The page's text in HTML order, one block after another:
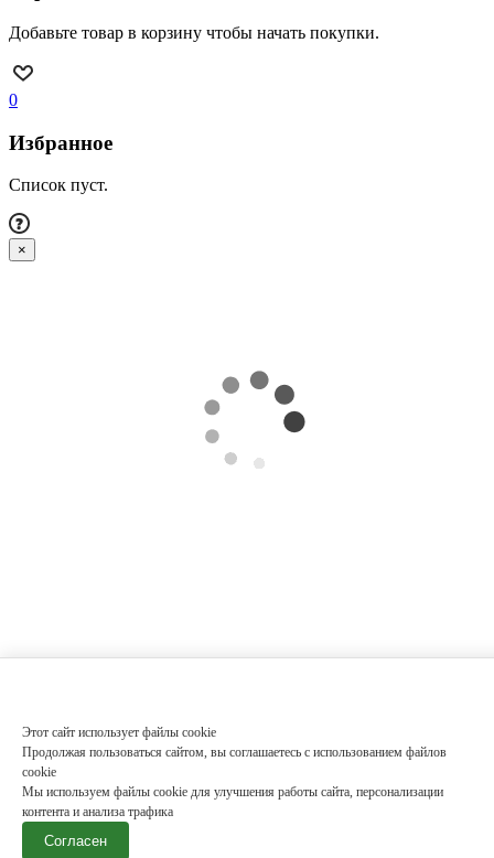
Этот сайт использует файлы cookie
Продолжая пользоваться сайтом, вы соглашаетесь с использованием файлов
cookie
Мы используем файлы cookie для улучшения работы сайта, персонализации
контента и анализа трафика
Согласен
Добавьте товар в корзину чтобы начать покупки.
0
Избранное
Список пуст.
×